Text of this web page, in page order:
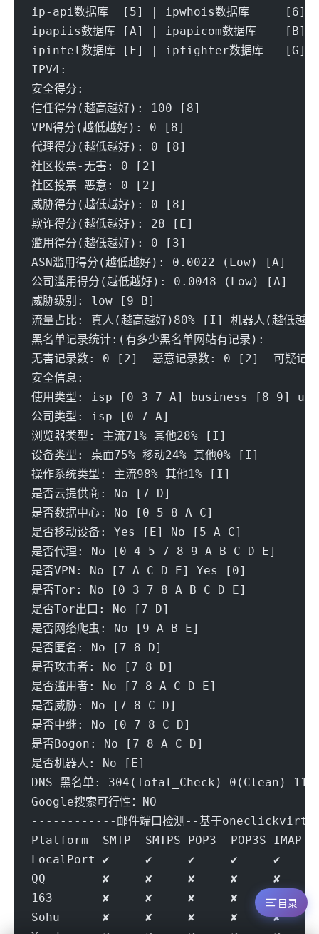
ip-api数据库  [5] | ipwhois数据库
ipapiis数据库 [A] | ipapicom数据库
ipintel数据库 [F] | ipfighter数据库
IPV4:
安全得分:
信任得分(越高越好): 100 [8]
VPN得分(越低越好): 0 [8]
代理得分(越低越好): 0 [8]
社区投票-无害: 0 [2]
社区投票-恶意: 0 [2]
威胁得分(越低越好): 0 [8]
欺诈得分(越低越好): 28 [E]
滥用得分(越低越好): 0 [3]
ASN滥用得分(越低越好): 0.0022 (Low) [A]
公司滥用得分(越低越好): 0.0048 (Low) [A]
威胁级别: low [9 B]
流量占比: 真人(越高越好)80% [I] 机器人(越低越
黑名单记录统计:(有多少黑名单网站有记录):
无害记录数: 0 [2]  恶意记录数: 0 [2]  可疑
安全信息:
使用类型: isp [0 3 7 A] business [8 9]
公司类型: isp [0 7 A]
浏览器类型: 主流71% 其他28% [I]
设备类型: 桌面75% 移动24% 其他0% [I]
操作系统类型: 主流98% 其他1% [I]
是否云提供商: No [7 D]
是否数据中心: No [0 5 8 A C]
是否移动设备: Yes [E] No [5 A C]
是否代理: No [0 4 5 7 8 9 A B C D E]
是否VPN: No [7 A C D E] Yes [0]
是否Tor: No [0 3 7 8 A B C D E]
是否Tor出口: No [7 D]
是否网络爬虫: No [9 A B E]
是否匿名: No [7 8 D]
是否攻击者: No [7 8 D]
是否滥用者: No [7 8 A C D E]
是否威胁: No [7 8 C D]
是否中继: No [0 7 8 C D]
是否Bogon: No [7 8 A C D]
是否机器人: No [E]
DNS-黑名单: 304(Total_Check) 0(Clean)
Google搜索可行性：NO
------------邮件端口检测--基于
Platform  SMTP  SMTPS POP3  POP3S IMAP
LocalPort ✔     ✔     ✔     ✔     ✔
QQ        ✘     ✘     ✘     ✘     ✘
163       ✘     ✘     ✘     ✘     ✘
Sohu      ✘     ✘     ✘     ✘     ✘
目录